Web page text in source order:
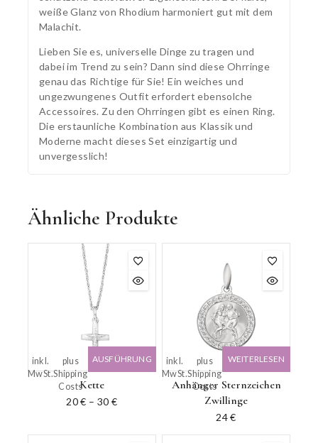
weiße Glanz von Rhodium harmoniert gut mit dem
Malachit.
Lieben Sie es, universelle Dinge zu tragen und
dabei im Trend zu sein? Dann sind diese Ohrringe
genau das Richtige für Sie! Ein weiches und
ungezwungenes Outfit erfordert ebensolche
Accessoires. Zu den Ohrringen gibt es einen Ring.
Die erstaunliche Kombination aus Klassik und
Moderne macht dieses Set einzigartig und
unvergesslich!
Ähnliche Produkte
Kette
20€ –30€
inkl.
MwSt.
plus
Shipping
Costs
AUSFÜHRUNG
Anhänger Sternzeichen
Zwillinge
24€
inkl.
MwSt.
plus
Shipping
Costs
WEITERLESEN